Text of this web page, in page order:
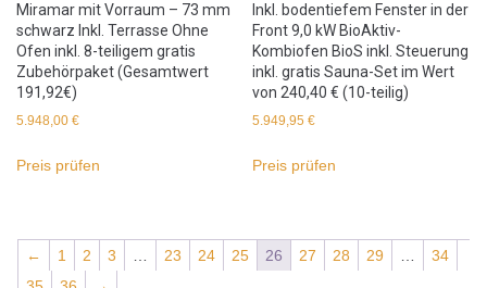
Miramar mit Vorraum – 73 mm
schwarz Inkl. Terrasse Ohne
Ofen inkl. 8-teiligem gratis
Zubehörpaket (Gesamtwert
191,92€)
5.948,00 €
Preis prüfen
Inkl. bodentiefem Fenster in der
Front 9,0 kW BioAktiv-
Kombiofen BioS inkl. Steuerung
inkl. gratis Sauna-Set im Wert
von 240,40 € (10-teilig)
5.949,95€
Preis prüfen
← 1 2 3 23 24 25 26 27 28 29
34